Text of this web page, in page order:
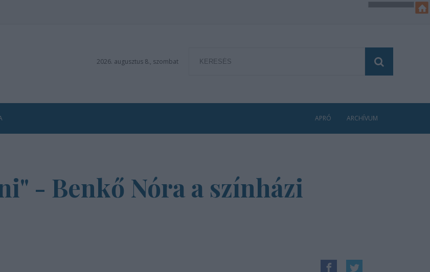
2026. augusztus 8., szombat
APRÓ ARCHÍVUM
- Benkő Nóra a színházi